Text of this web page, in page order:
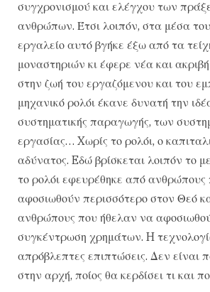
συγχρονισμού και ελέγχου των
ανθρώπων. Έτσι λοιπόν, στα μέσα
εργαλείο αυτό βγήκε έξω από τα
μοναστηριών κι έφερε νέα και
στην ζωή του εργαζόμενου και του
μηχανικό ρολόι έκανε δυνατή την
συστηματικής παραγωγής, των
εργασίας… Xωρίς το ρολόι, ο
αδύνατος. Eδώ βρίσκεται λοιπόν το
το ρολόι εφευρέθηκε από
αφοσιωθούν περισσότερο στον Θεό
ανθρώπους που ήθελαν να
συγκέντρωση χρημάτων. H
απρόβλεπτες επιπτώσεις. Δεν είναι
στην αρχή, ποίος θα κερδίσει τι και